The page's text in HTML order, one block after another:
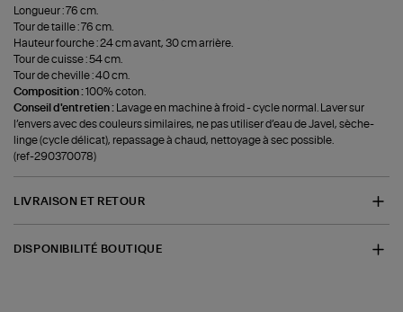
Longueur : 76 cm.
Tour de taille : 76 cm.
Hauteur fourche : 24 cm avant, 30 cm arrière.
Tour de cuisse : 54 cm.
Tour de cheville : 40 cm.
Composition :100% coton.
Conseil d'entretien :
Lavage en machine à froid - cycle normal. Laver sur
l’envers avec des couleurs similaires, ne pas utiliser d’eau de Javel, sèche-
linge (cycle délicat), repassage à chaud, nettoyage à sec possible.
(ref-290370078)
LIVRAISON ET RETOUR
DISPONIBILITÉ BOUTIQUE